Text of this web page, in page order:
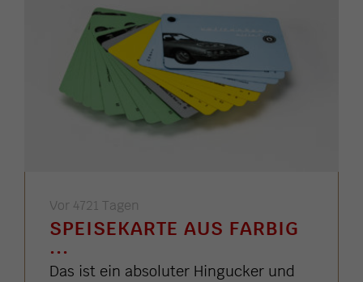
Vor 4721 Tagen
SPEISEKARTE AUS FARBIG
...
Das ist ein absoluter Hingucker und